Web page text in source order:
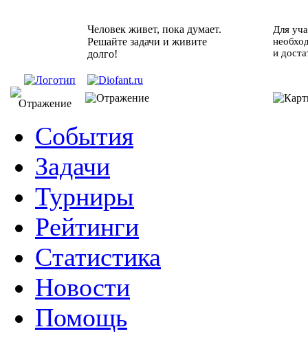
Человек живет, пока думает.
Решайте задачи и живите
долго!
Для
и
События
Задачи
Турниры
Рейтинги
Статистика
Новости
Помощь